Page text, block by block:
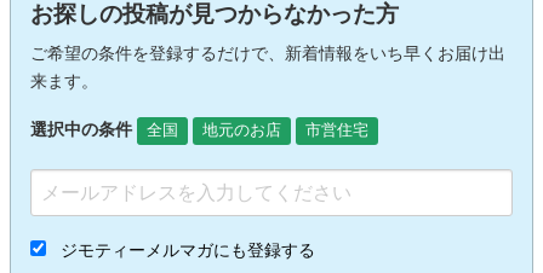
お探しの投稿が見つからなかった方
ご希望の条件を登録するだけで、新着情報をいち早くお届け出
来ます。
選択中の条件 全国 地元のお店 市営住宅
ジモティーメルマガにも登録する